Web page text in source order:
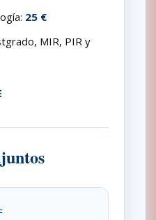
25 €
MIR, PIR y